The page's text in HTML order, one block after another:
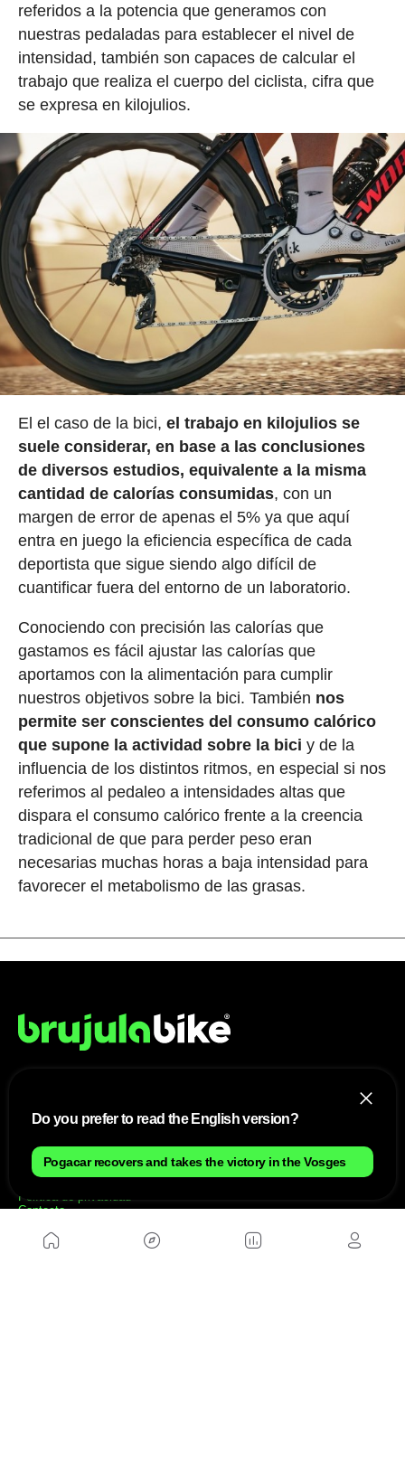
referidos a la potencia que generamos con
nuestras pedaladas para establecer el nivel de
intensidad, también son capaces de calcular el
trabajo que realiza el cuerpo del ciclista, cifra que
se expresa en kilojulios.
El el caso de la bici, el trabajo en kilojulios se
suele considerar, en base a las conclusiones
de diversos estudios, equivalente a la misma
cantidad de calorías consumidas, con un
margen de error de apenas el 5% ya que aquí
entra en juego la eficiencia específica de cada
deportista que sigue siendo algo difícil de
cuantificar fuera del entorno de un laboratorio.
Conociendo con precisión las calorías que
gastamos es fácil ajustar las calorías que
aportamos con la alimentación para cumplir
nuestros objetivos sobre la bici. También nos
permite ser conscientes del consumo calórico
que supone la actividad sobre la bici y de la
influencia de los distintos ritmos, en especial si nos
referimos al pedaleo a intensidades altas que
dispara el consumo calórico frente a la creencia
tradicional de que para perder peso eran
necesarias muchas horas a baja intensidad para
favorecer el metabolismo de las grasas.
Aviso Legal
Anúnciate con nosotros
Política de privacidad
Contacto
Do you prefer to read the English version?
Pogacar recovers and takes the victory in the Vosges